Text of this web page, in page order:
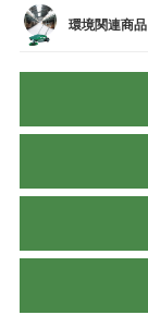
環境関連商品